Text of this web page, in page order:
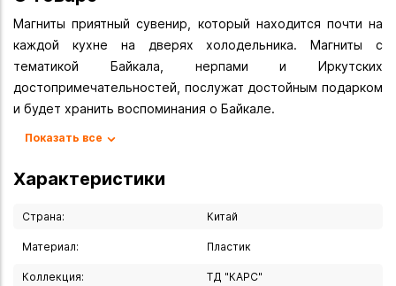
Магниты приятный сувенир, который находится почти на
каждой кухне на дверях холодельника. Магниты с
тематикой Байкала, нерпами и Иркутских
достопримечательностей, послужат достойным подарком
и будет хранить воспоминания о Байкале.
Вы можете купить Набор магнитов "Иркутск" 2 шт. в
также сделать заказ в интернет-магазине с доставкой
Показать все
Характеристики
Страна: Китай
Материал: Пластик
Коллекция: ТД "КАРС"